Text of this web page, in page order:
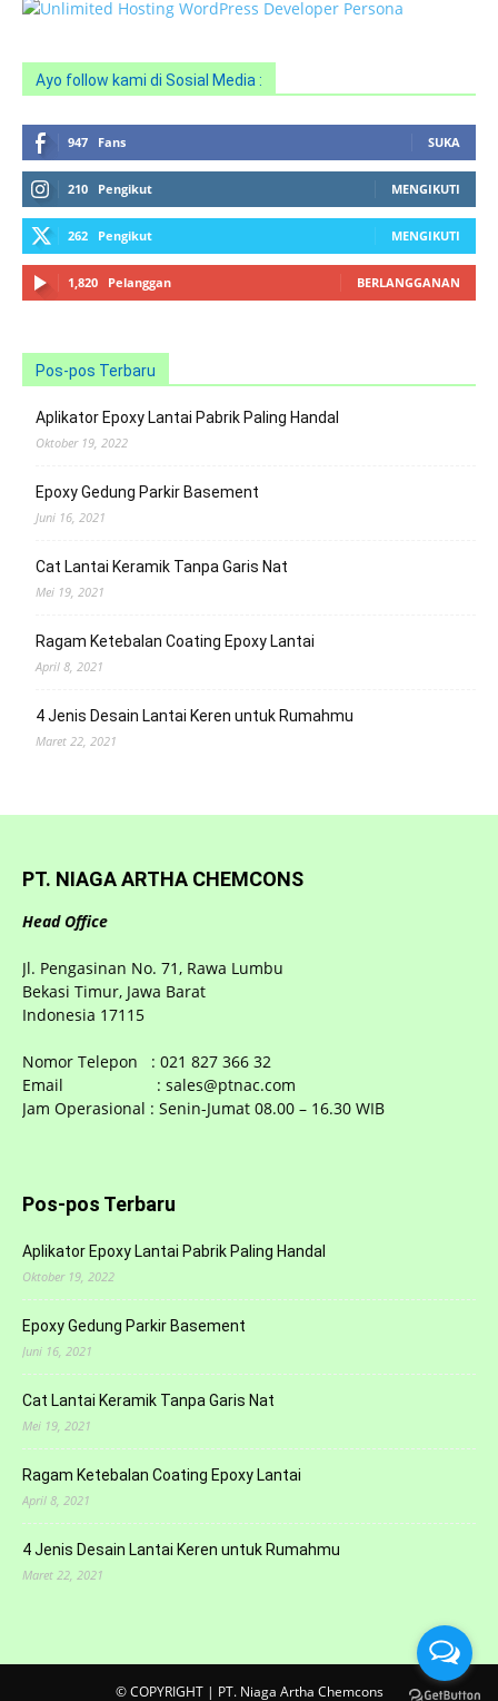
Ayo follow kami di Sosial Media :
947 Fans SUKA
210 Pengikut MENGIKUTI
262 Pengikut MENGIKUTI
1,820 Pelanggan BERLANGGANAN
Pos-pos Terbaru
Aplikator Epoxy Lantai Pabrik Paling Handal
Oktober 19, 2022
Epoxy Gedung Parkir Basement
Juni 16, 2021
Cat Lantai Keramik Tanpa Garis Nat
Mei 19, 2021
Ragam Ketebalan Coating Epoxy Lantai
April 8, 2021
4 Jenis Desain Lantai Keren untuk Rumahmu
Maret 22, 2021
PT. NIAGA ARTHA CHEMCONS
Head Office
Jl. Pengasinan No. 71, Rawa Lumbu
Bekasi Timur, Jawa Barat
Indonesia 17115
Nomor Telepon : 021 827 366 32
Email : sales@ptnac.com
Jam Operasional : Senin-Jumat 08.00 – 16.30 WIB
Pos-pos Terbaru
Aplikator Epoxy Lantai Pabrik Paling Handal
Oktober 19, 2022
Epoxy Gedung Parkir Basement
Juni 16, 2021
Cat Lantai Keramik Tanpa Garis Nat
Mei 19, 2021
Ragam Ketebalan Coating Epoxy Lantai
April 8, 2021
4 Jenis Desain Lantai Keren untuk Rumahmu
Maret 22, 2021
© COPYRIGHT | PT. Niaga Artha Chemcons